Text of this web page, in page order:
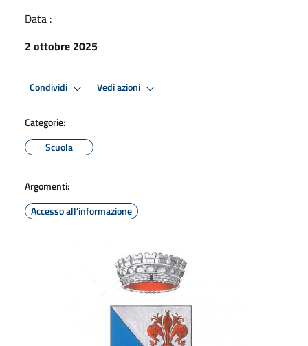
Data :
2 ottobre 2025
Condividi Vedi azioni
Categorie:
Scuola
Argomenti:
Accesso all'informazione